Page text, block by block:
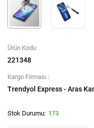
Ürün Kodu
221348
Kargo Firması :
Trendyol Express - Aras
173